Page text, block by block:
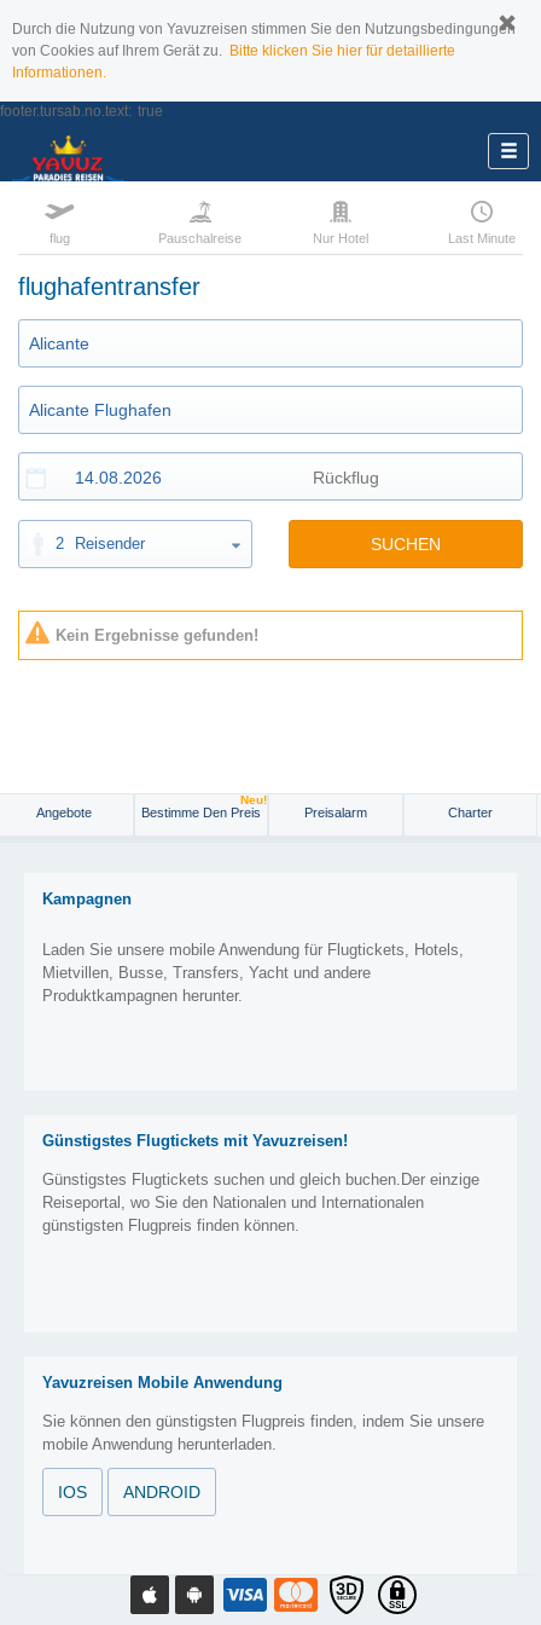
Durch die Nutzung von Yavuzreisen stimmen Sie den Nutzungsbedingungen
von Cookies auf Ihrem Gerät zu. Bitte klicken Sie hier für detaillierte
Informationen.
footer.tursab.no.text: true
flug Pauschalreise Nur Hotel Last Minute
flughafentransfer
2 Reisender SUCHEN
Kein Ergebnisse gefunden!
Angebote Bestimme Den Preis
Neu!
Preisalarm Charter
Kampagnen
Laden Sie unsere mobile Anwendung für Flugtickets, Hotels,
Mietvillen, Busse, Transfers, Yacht und andere
Produktkampagnen herunter.
Günstigstes Flugtickets mit Yavuzreisen!
Günstigstes Flugtickets suchen und gleich buchen.Der einzige
Reiseportal, wo Sie den Nationalen und Internationalen
günstigsten Flugpreis finden können.
Yavuzreisen Mobile Anwendung
Sie können den günstigsten Flugpreis finden, indem Sie unsere
mobile Anwendung herunterladen.
IOS ANDROID